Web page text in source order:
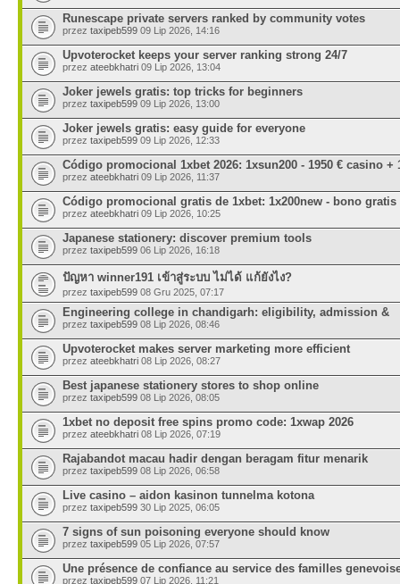
Runescape private servers ranked by community votes
przez taxipeb599 09 Lip 2026, 14:16
Upvoterocket keeps your server ranking strong 24/7
przez ateebkhatri 09 Lip 2026, 13:04
Joker jewels gratis: top tricks for beginners
przez taxipeb599 09 Lip 2026, 13:00
Joker jewels gratis: easy guide for everyone
przez taxipeb599 09 Lip 2026, 12:33
Código promocional 1xbet 2026: 1xsun200 - 1950 € casino +
przez ateebkhatri 09 Lip 2026, 11:37
Código promocional gratis de 1xbet: 1x200new - bono gratis
przez ateebkhatri 09 Lip 2026, 10:25
Japanese stationery: discover premium tools
przez taxipeb599 06 Lip 2026, 16:18
ปัญหา winner191 เข้าสู่ระบบ ไม่ได้ แก้ยังไง?
przez taxipeb599 08 Gru 2025, 07:17
Engineering college in chandigarh: eligibility, admission &
przez taxipeb599 08 Lip 2026, 08:46
Upvoterocket makes server marketing more efficient
przez ateebkhatri 08 Lip 2026, 08:27
Best japanese stationery stores to shop online
przez taxipeb599 08 Lip 2026, 08:05
1xbet no deposit free spins promo code: 1xwap 2026
przez ateebkhatri 08 Lip 2026, 07:19
Rajabandot macau hadir dengan beragam fitur menarik
przez taxipeb599 08 Lip 2026, 06:58
Live casino – aidon kasinon tunnelma kotona
przez taxipeb599 30 Lip 2025, 06:05
7 signs of sun poisoning everyone should know
przez taxipeb599 05 Lip 2026, 07:57
Une présence de confiance au service des familles
przez taxipeb599 07 Lip 2026, 11:21